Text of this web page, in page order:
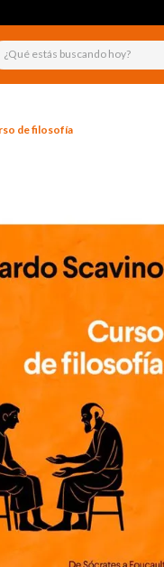
estás buscando hoy?
de filosofía